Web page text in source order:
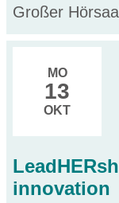
Großer
MO
13
OKT
innovation